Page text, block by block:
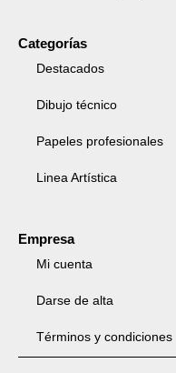
Categorías
Destacados
Dibujo técnico
Papeles profesionales
Linea Artística
Empresa
Mi cuenta
Darse de alta
Términos y condiciones